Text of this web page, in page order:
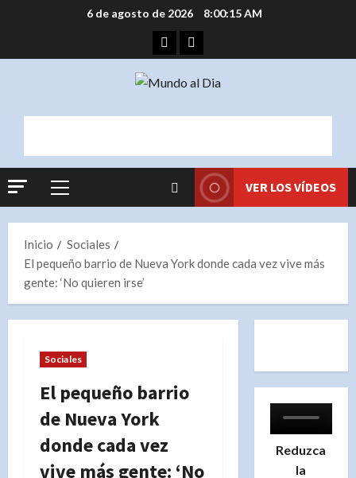
6 de agosto de 2026 8:00:15 AM
FacebookInstagram
Menú
VER LOS VÍDEOS
Inicio
Sociales
El pequeño barrio de Nueva York donde cada vez vive más
gente: ‘No quieren irse’
Sociales
El pequeño barrio
de Nueva York
donde cada vez
vive más gente: ‘No
Reduzca
la